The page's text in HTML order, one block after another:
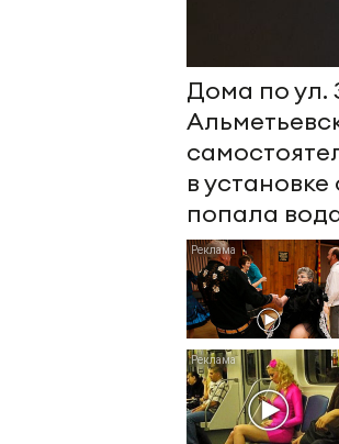
Дома по ул.
в
попала